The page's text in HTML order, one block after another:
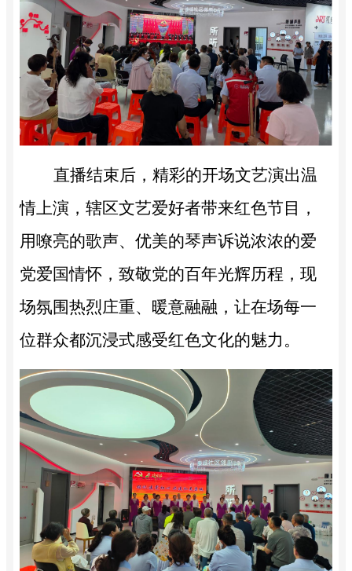
直播结束后，精彩的开场文艺演出温
情上演，辖区文艺爱好者带来红色节目，
用嘹亮的歌声、优美的琴声诉说浓浓的爱
党爱国情怀，致敬党的百年光辉历程，现
场氛围热烈庄重、暖意融融，让在场每一
位群众都沉浸式感受红色文化的魅力。